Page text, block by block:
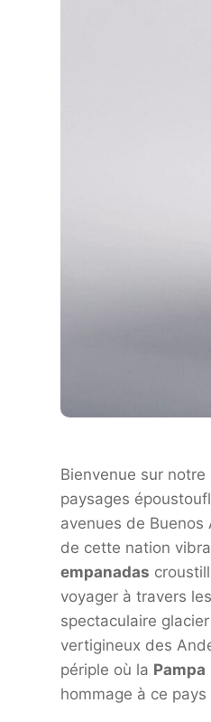
Bienvenue sur
paysages
avenues de Buenos
de cette nation
empanadas
voyager à travers
spectaculaire
vertigineux des
périple où la Pampa
hommage à ce